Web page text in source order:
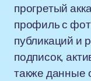
прогретый
профиль с
публикаций и
подписок,
также данные